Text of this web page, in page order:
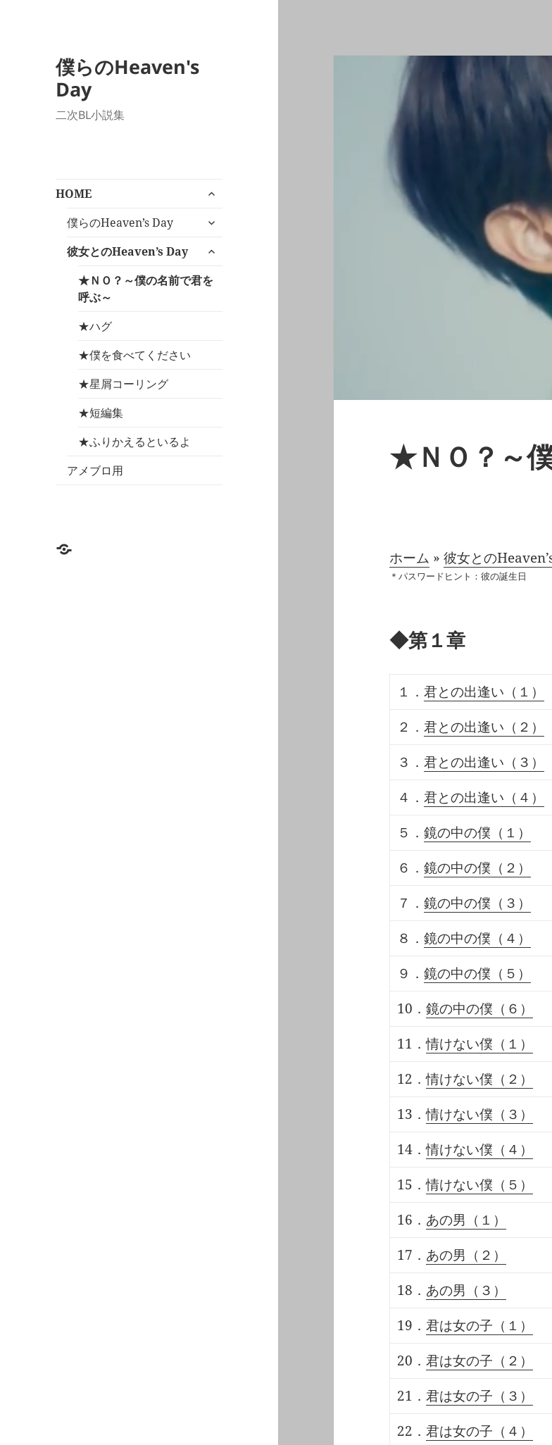
僕らのHeaven's
Day
二次BL小説集
HOME
サ
メ
ュ
を
僕らのHeaven’s Day
サ
メ
ュ
彼女とのHeaven’s Day
サ
メ
★ＮＯ？～僕の名前で君を
呼ぶ～
★ハグ
★僕を食べてください
★星屑コーリング
★短編集
★ふりかえるといるよ
アメブロ用
HOME
★ＮＯ？～
ホーム » 彼女との
＊パスワードヒント：彼の誕生日
◆第１章
１． 君との出逢い（１）
２． 君との出逢い（２）
３． 君との出逢い（３）
４． 君との出逢い（４）
５． 鏡の中の僕（１）
６． 鏡の中の僕（２）
７． 鏡の中の僕（３）
８． 鏡の中の僕（４）
９． 鏡の中の僕（５）
10． 鏡の中の僕（６）
11．情けない僕（１）
12．情けない僕（２）
13．情けない僕（３）
14．情けない僕（４）
15．情けない僕（５）
16． あの男（１）
17． あの男（２）
18． あの男（３）
19． 君は女の子（１）
20． 君は女の子（２）
21． 君は女の子（３）
22． 君は女の子（４）